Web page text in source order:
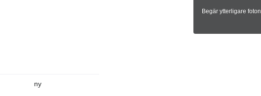
Begär ytterligare foton
ny